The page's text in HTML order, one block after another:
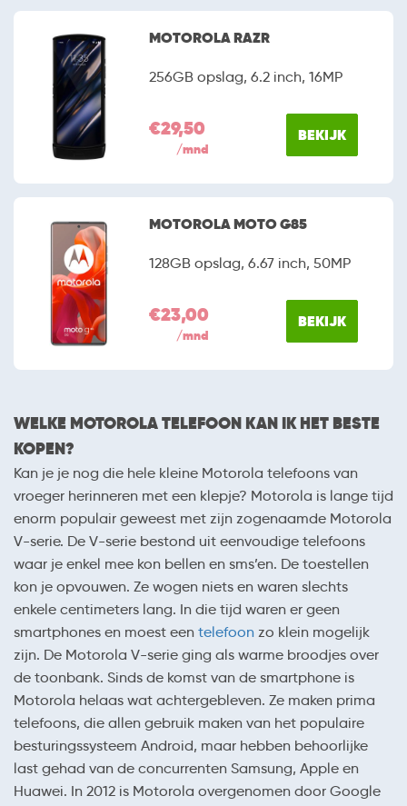
MOTOROLA RAZR
256GB opslag, 6.2 inch, 16MP
€29,50
/mnd
BEKIJK
MOTOROLA MOTO G85
128GB opslag, 6.67 inch, 50MP
€23,00
/mnd
BEKIJK
WELKE MOTOROLA TELEFOON KAN IK HET BESTE
KOPEN?
Kan je je nog die hele kleine Motorola telefoons van
vroeger herinneren met een klepje? Motorola is lange tijd
enorm populair geweest met zijn zogenaamde Motorola
V-serie. De V-serie bestond uit eenvoudige telefoons
waar je enkel mee kon bellen en sms’en. De toestellen
kon je opvouwen. Ze wogen niets en waren slechts
enkele centimeters lang. In die tijd waren er geen
smartphones en moest een telefoon zo klein mogelijk
zijn. De Motorola V-serie ging als warme broodjes over
de toonbank. Sinds de komst van de smartphone is
Motorola helaas wat achtergebleven. Ze maken prima
telefoons, die allen gebruik maken van het populaire
besturingssysteem Android, maar hebben behoorlijke
last gehad van de concurrenten Samsung, Apple en
Huawei. In 2012 is Motorola overgenomen door Google